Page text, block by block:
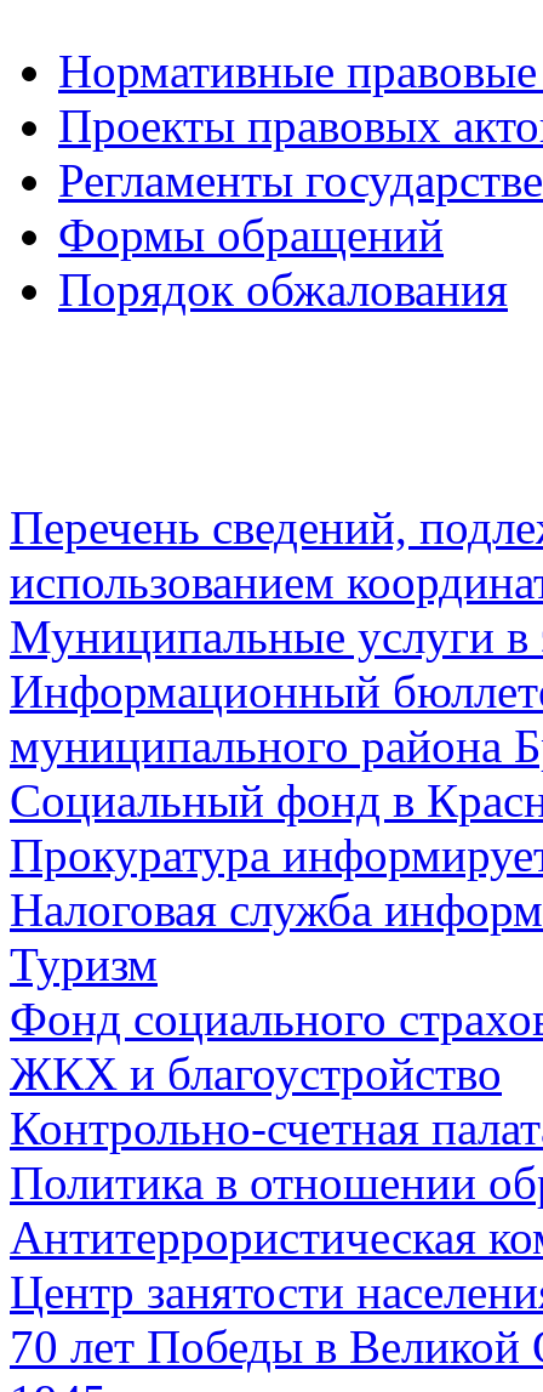
Нормативные
Проекты правовых
Регламенты
Формы обращений
Порядок обжалования
Перечень сведений,
использованием
Муниципальные услуги в
Информационный
муниципального района
Социальный фонд в
Прокуратура
Налоговая служба
Туризм
Фонд социального
ЖКХ и благоустройство
Контрольно-счетная
Политика в отношении
Антитеррористическая
Центр занятости
70 лет Победы в Великой